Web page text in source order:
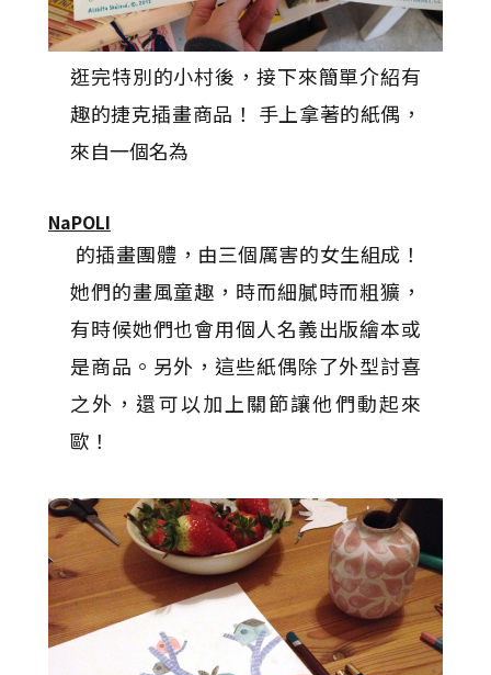
逛完特別的小村後，接下來簡單介紹有
趣的捷克插畫商品！ 手上拿著的紙偶，
來自一個名為
NaPOLI
的插畫團體，由三個厲害的女生組成！
她們的畫風童趣，時而細膩時而粗獷，
有時候她們也會用個人名義出版繪本或
是商品。另外，這些紙偶除了外型討喜
之外，還可以加上關節讓他們動起來
歐！